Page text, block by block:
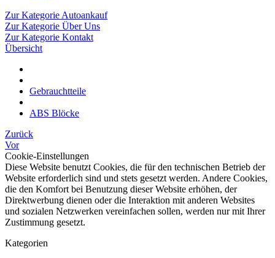
Zur Kategorie Autoankauf
Zur Kategorie Über Uns
Zur Kategorie Kontakt
Übersicht
Gebrauchtteile
ABS Blöcke
Zurück
Vor
Cookie-Einstellungen
Diese Website benutzt Cookies, die für den technischen Betrieb der
Website erforderlich sind und stets gesetzt werden. Andere Cookies,
die den Komfort bei Benutzung dieser Website erhöhen, der
Direktwerbung dienen oder die Interaktion mit anderen Websites
und sozialen Netzwerken vereinfachen sollen, werden nur mit Ihrer
Zustimmung gesetzt.
Kategorien